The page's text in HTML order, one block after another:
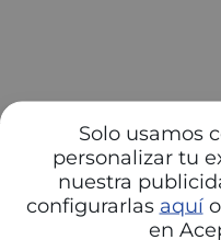
Solo usamos
personalizar tu
nuestra
configurarlas aquío
en